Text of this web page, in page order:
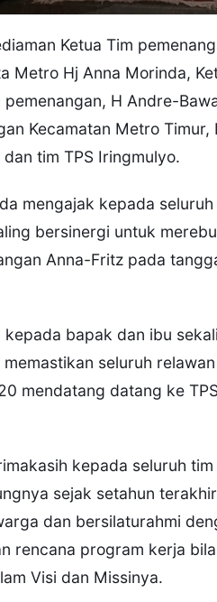
Ketua Tim
Metro Hj Anna Morinda,
H Andre-
Kecamatan Metro
tim TPS Iringmulyo.
mengajak kepada
bersinergi untuk
Anna-Fritz pada
bapak dan ibu
seluruh
mendatang datang ke
kepada seluruh
sejak setahun
dan bersilaturahmi
rencana program kerja
Visi dan Missinya.